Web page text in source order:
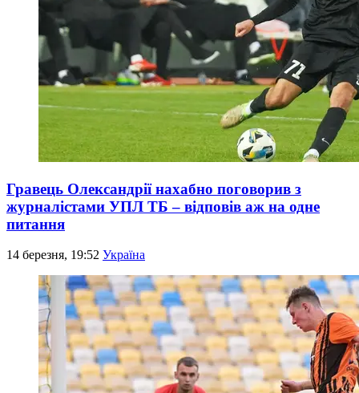
Гравець Олександрії нахабно поговорив з
журналістами УПЛ ТБ – відповів аж на одне
питання
14 березня, 19:52 Україна